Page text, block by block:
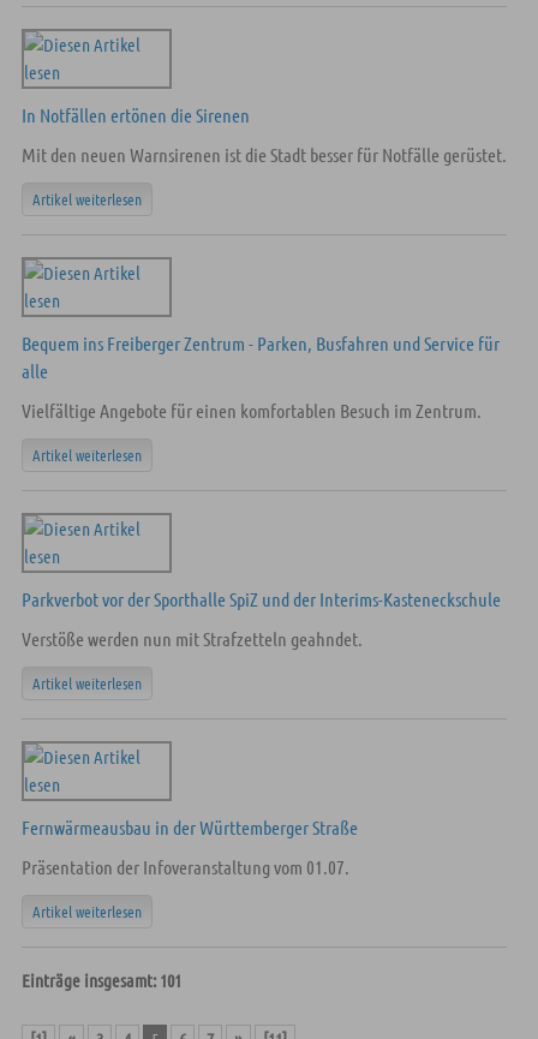
In Notfällen ertönen die Sirenen
Mit den neuen Warnsirenen ist die Stadt besser für Notfälle gerüstet.
Artikel weiterlesen
Bequem ins Freiberger Zentrum - Parken, Busfahren und Service für
alle
Vielfältige Angebote für einen komfortablen Besuch im Zentrum.
Artikel weiterlesen
Parkverbot vor der Sporthalle SpiZ und der Interims-Kasteneckschule
Verstöße werden nun mit Strafzetteln geahndet.
Artikel weiterlesen
Fernwärmeausbau in der Württemberger Straße
Präsentation der Infoveranstaltung vom 01.07.
Artikel weiterlesen
Einträge insgesamt: 101